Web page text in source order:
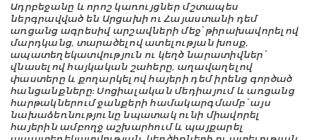
Ադրբեջանը և որոշ կառույցներ մշտապես
ներգրավված են Արցախի ու Հայաստանի դեմ
առցանց ագրեսիվ արշավների մեջ՝ թիրախավորելով
մարդկանց, տարածելով ատելության խոսք,
ապատեղեկատվություն ու կեղծ նարատիվներ՝
վնասելով հայկական շահերը, աղավաղելով
փաստերը և քողարկելով հայերի դեմ իրենց գործած
հանցանքները: Սոցիալական մեդիայում և առցանց
հարթակներում ջանքերի համակարգմամբ՝ այս
նախաձեռնությունը նպատակ ունի միավորել
հայերին ամբողջ աշխարհում և պայքարել